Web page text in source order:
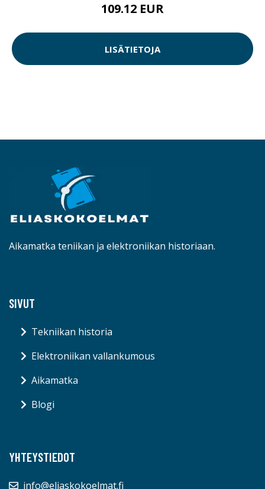
109.12 EUR
LISÄTIETOJA
Aikamatka teniikan ja elektroniikan historiaan.
SIVUT
Tekniikan historia
Elektroniikan vallankumous
Aikamatka
Blogi
YHTEYSTIEDOT
info@eliaskokoelmat.fi